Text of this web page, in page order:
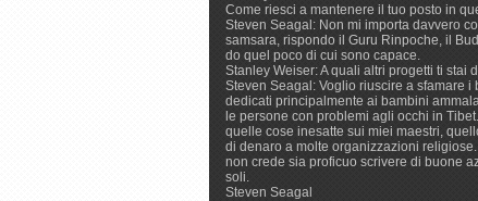
Come riesci a mantenere il tuo posto in
Steven Seagal: Non mi importa davvero
samsara, rispondo il Guru Rinpoche, il
do quel poco di cui sono capace.
Stanley Weiser: A quali altri progetti ti stai
Steven Seagal: Voglio riuscire a sfamare
dedicati principalmente ai bambini
le persone con problemi agli occhi in
quelle cose inesatte sui miei maestri,
di denaro a molte organizzazioni
non crede sia proficuo scrivere di buone
soli.
Steven Seagal